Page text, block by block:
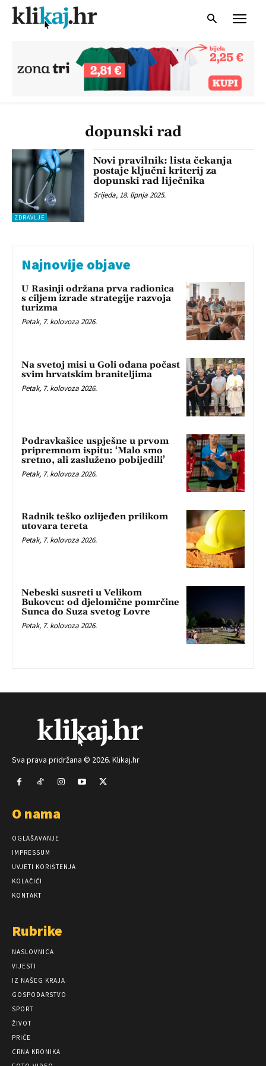
dopunski rad
ZDRAVLJE
Novi pravilnik: lista čekanja
postaje ključni kriterij za
dopunski rad liječnika
Srijeda, 18. lipnja 2025.
Najnovije objave
U Rasinji održana prva radionica
s ciljem izrade strategije razvoja
turizma
Petak, 7. kolovoza 2026.
Na svetoj misi u Goli odana počast
svim hrvatskim braniteljima
Petak, 7. kolovoza 2026.
Podravkašice uspješne u prvom
pripremnom ispitu: ‘Malo smo
sretno, ali zasluženo pobijedili’
Petak, 7. kolovoza 2026.
Radnik teško ozlijeđen prilikom
utovara tereta
Petak, 7. kolovoza 2026.
Nebeski susreti u Velikom
Bukovcu: od djelomične pomrčine
Sunca do Suza svetog Lovre
Petak, 7. kolovoza 2026.
Sva prava pridržana © 2026. Klikaj.hr
O nama
OGLAŠAVANJE
IMPRESSUM
UVJETI KORIŠTENJA
KOLAČIĆI
KONTAKT
Rubrike
NASLOVNICA
VIJESTI
IZ NAŠEG KRAJA
GOSPODARSTVO
SPORT
ŽIVOT
PRIČE
CRNA KRONIKA